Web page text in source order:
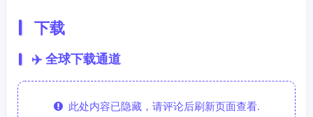
下载
✈️ 全球下载通道
此处内容已隐藏，请评论后刷新页面查看.